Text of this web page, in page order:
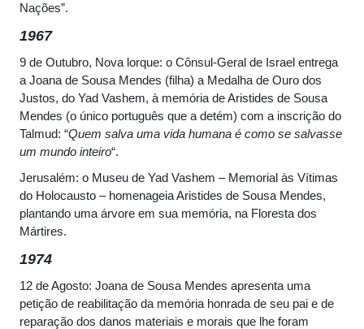
Nações”.
1967
9 de Outubro, Nova lorque: o Cônsul-Geral de Israel entrega
a Joana de Sousa Mendes (filha) a Medalha de Ouro dos
Justos, do Yad Vashem, à memória de Aristides de Sousa
Mendes (o único português que a detém) com a inscrição do
Talmud: “Quem salva uma vida humana é como se salvasse
um mundo inteiro“.
Jerusalém: o Museu de Yad Vashem – Memorial às Vítimas
do Holocausto – homenageia Aristides de Sousa Mendes,
plantando uma árvore em sua memória, na Floresta dos
Mártires.
1974
12 de Agosto: Joana de Sousa Mendes apresenta uma
petição de reabilitação da memória honrada de seu pai e de
reparação dos danos materiais e morais que lhe foram